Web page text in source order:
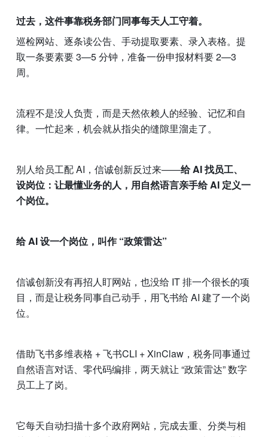
过去，这件事靠税务部门同事每天人工守着。
巡检网站、逐条读公告、手动提取要素、录入表格。提
取一条要素要 3—5 分钟，准备一份申报材料要 2—3
周。
流程不是没人负责，而是天然依赖人的经验、记忆和自
律。一忙起来，机会就从指尖的缝隙里溜走了。
别人给员工配 AI，信诚创新反过来——给 AI 找员工、
设岗位：让最懂业务的人，用自然语言亲手给 AI 定义一
个岗位。
给 AI 设一个岗位，叫作 “政策雷达”
信诚创新没有再招人盯网站，也没给 IT 排一个很长的项
目，而是让税务同事自己动手，用飞书给 AI 建了一个岗
位。
借助飞书多维表格 + 飞书CLI + XinClaw，税务同事通过
自然语言对话、零代码编排，两天就让 “政策雷达” 数字
员工上了岗。
它每天自动扫描十多个政府网站，完成去重、分类与相